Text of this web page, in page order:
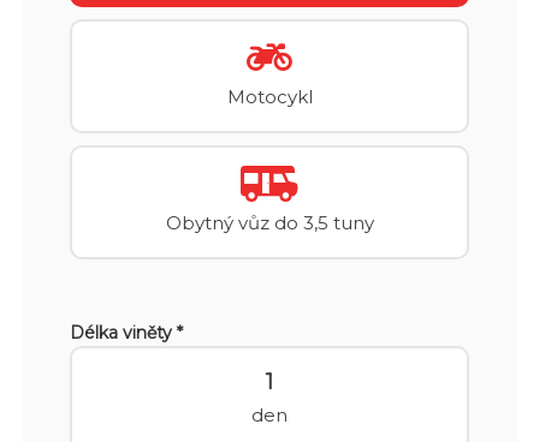
Motocykl
Obytný vůz do 3,5 tuny
Délka viněty *
1
den